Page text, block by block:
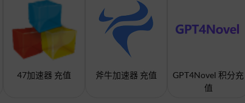
47加速器 充值 斧牛加速器 充值
GPT4Novel 积分充
值